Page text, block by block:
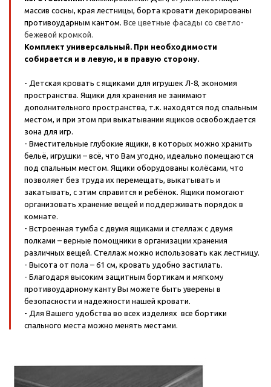
массив сосны, края лестницы, борта кровати декорированы
противоударным кантом. Все цветные фасады со светло-
бежевой кромкой.
Комплект универсальный. При необходимости
собирается и в левую, и в правую сторону.
- Детская кровать с ящиками для игрушек Л-8, экономия
пространства. Ящики для хранения не занимают
дополнительного пространства, т.к. находятся под спальным
местом, и при этом при выкатывании ящиков освобождается
зона для игр.
- Вместительные глубокие ящики, в которых можно хранить
бельё, игрушки – всё, что Вам угодно, идеально помещаются
под спальным местом. Ящики оборудованы колёсами, что
позволяет без труда их перемещать, выкатывать и
закатывать, с этим справится и ребёнок. Ящики помогают
организовать хранение вещей и поддерживать порядок в
комнате.
- Встроенная тумба с двумя ящиками и стеллаж с двумя
полками – верные помощники в организации хранения
различных вещей. Стеллаж можно использовать как лестницу.
- Высота от пола – 61 см, кровать удобно застилать.
- Благодаря высоким защитным бортикам и мягкому
противоударному канту Вы можете быть уверены в
безопасности и надежности нашей кровати.
- Для Вашего удобства во всех изделиях все бортики
спального места можно менять местами.